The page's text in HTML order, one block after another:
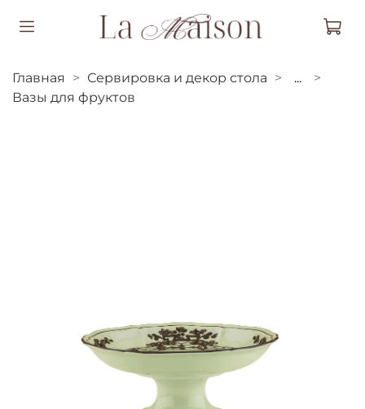
Главная Сервировка и декор стола
...
Вазы для фруктов